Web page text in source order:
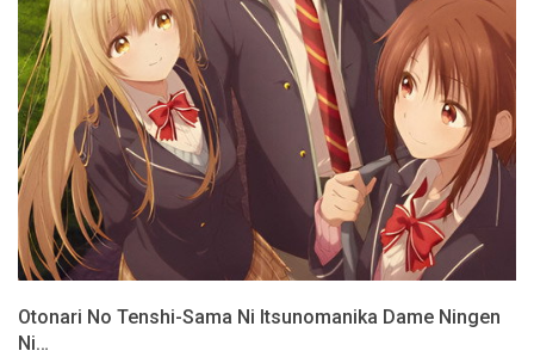
Otonari No Tenshi-Sama Ni Itsunomanika Dame Ningen
Ni…